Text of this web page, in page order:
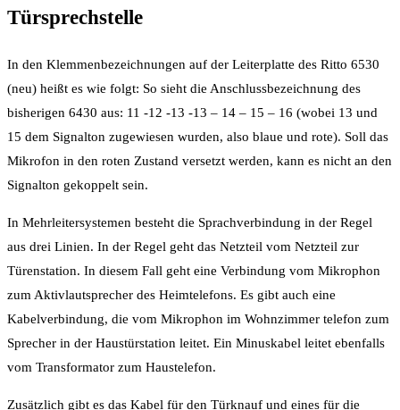
Türsprechstelle
In den Klemmenbezeichnungen auf der Leiterplatte des Ritto 6530
(neu) heißt es wie folgt: So sieht die Anschlussbezeichnung des
bisherigen 6430 aus: 11 -12 -13 -13 – 14 – 15 – 16 (wobei 13 und
15 dem Signalton zugewiesen wurden, also blaue und rote). Soll das
Mikrofon in den roten Zustand versetzt werden, kann es nicht an den
Signalton gekoppelt sein.
In Mehrleitersystemen besteht die Sprachverbindung in der Regel
aus drei Linien. In der Regel geht das Netzteil vom Netzteil zur
Türenstation. In diesem Fall geht eine Verbindung vom Mikrophon
zum Aktivlautsprecher des Heimtelefons. Es gibt auch eine
Kabelverbindung, die vom Mikrophon im Wohnzimmer telefon zum
Sprecher in der Haustürstation leitet. Ein Minuskabel leitet ebenfalls
vom Transformator zum Haustelefon.
Zusätzlich gibt es das Kabel für den Türknauf und eines für die